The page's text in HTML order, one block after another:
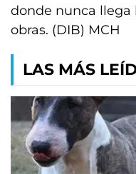
donde nunca llega
obras. (DIB) MCH
LAS MÁS